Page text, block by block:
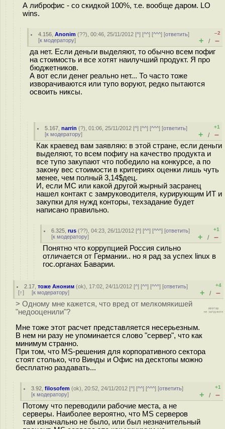
А либрофис - со скидкой 100%, т.е. вообще даром. LO
wins.
4.156 ,Anonim (??), 00:46, 25/11/2012 [^] [^^] [^^^] [ответить]
[к модератору]
–2
+ / –
да нет. Если деньги выделяют, то обычно всем пофиг
на стоимость и все хотят наилучший продукт. Я про
бюджетников.
А вот если денег реально нет... То часто тоже
изворачиваются или тупо воруют, редко пытаются
освоить никсы.
5.167 ,narrin (?), 01:06, 25/11/2012 [^] [^^] [^^^] [ответить]
[к модератору]
+1
+ / –
Как краевед вам заявляю: в этой стране, если деньги
выделяют, то всем пофигу на качество продукта и
все тупо закупают что победило на конкурсе, а по
закону вес стоимости в критериях оценки лишь чуть
менее, чем полный 3,14$дец.
И, если МС или какой другой жырный засранец
нашел контакт с замруководителя, курирующим ИТ и
закупки для нужд конторы, техзадание будет
написано правильно.
6.325 ,rus (??), 04:23, 26/11/2012 [^] [^^] [^^^] [ответить]
[к модератору]
+1
+ / –
Понятно что коррупцией Россия сильно
отличается от Германии.. но я рад за успех linux в
гос.органах Баварии.
2.17 ,тоже Аноним (ok), 17:02, 24/11/2012 [^] [^^] [^^^] [ответить]
[↑] [к модератору]
+4
+ / –
> Одному мне кажется, что вред от мелкомякишей
"недооценили"?
Мне тоже этот расчет представляется несерьезным.
В нем ни разу не упоминается слово "сервер", что как
минимум странно.
При том, что MS-решения для корпоративного сектора
стоят столько, что Винды и Офис на десктопы можно
бесплатно раздавать...
3.92 ,filosofem (ok), 20:52, 24/11/2012 [^] [^^] [^^^] [ответить]
[к модератору]
+1
+ / –
Потому что переводили рабочие места, а не
серверы. Наиболее вероятно, что MS серверов
там изначально не было, или был незначительный